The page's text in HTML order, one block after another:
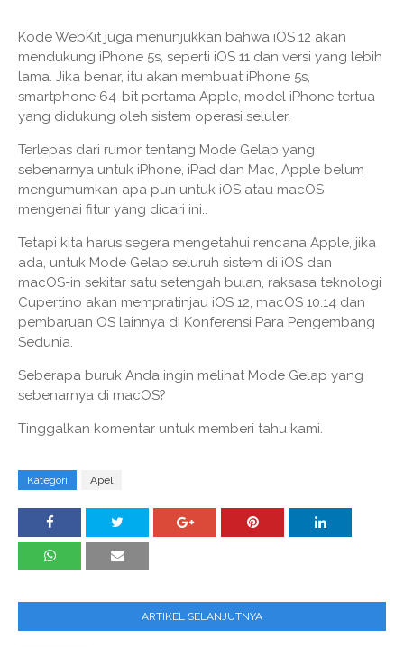
Kode WebKit juga menunjukkan bahwa iOS 12 akan
mendukung iPhone 5s, seperti iOS 11 dan versi yang lebih
lama. Jika benar, itu akan membuat iPhone 5s,
smartphone 64-bit pertama Apple, model iPhone tertua
yang didukung oleh sistem operasi seluler.
Terlepas dari rumor tentang Mode Gelap yang
sebenarnya untuk iPhone, iPad dan Mac, Apple belum
mengumumkan apa pun untuk iOS atau macOS
mengenai fitur yang dicari ini..
Tetapi kita harus segera mengetahui rencana Apple, jika
ada, untuk Mode Gelap seluruh sistem di iOS dan
macOS-in sekitar satu setengah bulan, raksasa teknologi
Cupertino akan mempratinjau iOS 12, macOS 10.14 dan
pembaruan OS lainnya di Konferensi Para Pengembang
Sedunia.
Seberapa buruk Anda ingin melihat Mode Gelap yang
sebenarnya di macOS?
Tinggalkan komentar untuk memberi tahu kami.
Kategori Apel
ARTIKEL SELANJUTNYA